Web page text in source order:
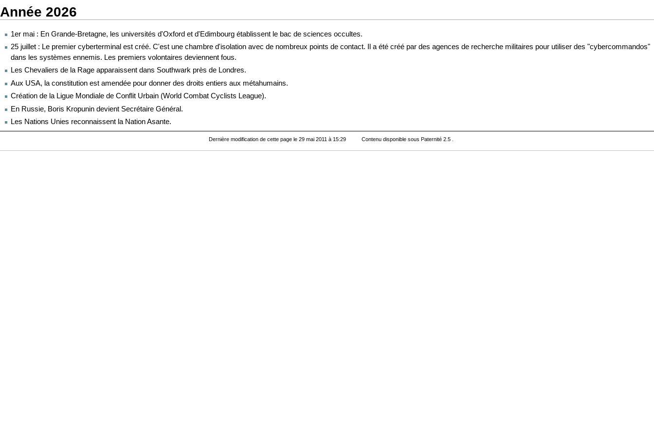
Année 2026
1er mai : En Grande-Bretagne, les universités d'Oxford et d'Edimbourg établissent le bac de sciences occultes.
25 juillet : Le premier cyberterminal est créé. C'est une chambre d'isolation avec de nombreux points de contact. Il a été créé par des agences de recherche militaires pour utiliser des "cybercommandos"
dans les systèmes ennemis. Les premiers volontaires deviennent fous.
Les Chevaliers de la Rage apparaissent dans Southwark près de Londres.
Aux USA, la constitution est amendée pour donner des droits entiers aux métahumains.
Création de la Ligue Mondiale de Conflit Urbain (World Combat Cyclists League).
En Russie, Boris Kropunin devient Secrétaire Général.
Les Nations Unies reconnaissent la Nation Asante.
Dernière modification de cette page le 29 mai 2011 à 15:29 Contenu disponible sous Paternité 2.5